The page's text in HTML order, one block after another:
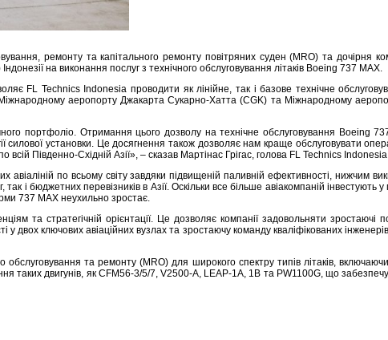
ремонту та капітального ремонту повітряних суден (MRO) та дочірня
на виконання послуг з технічного обслуговування літаків Boeing 737 MAX.
FL Technics Indonesia проводити як лінійне, так і базове технічне
аеропорту Джакарта Сукарно-Хатта (CGK) та Міжнародному
портфоліо. Отримання цього дозволу на технічне обслуговування Boeing
силової установки. Це досягнення також дозволяє нам краще обслуговувати
Південно-Східній Азії», – сказав Мартінас Грігас, голова FL Technics
по всьому світу завдяки підвищеній паливній ефективності, нижчим
і бюджетних перевізників в Азії. Оскільки все більше авіакомпаній
737 MAX неухильно зростає.
та стратегічній орієнтації. Це дозволяє компанії задовольняти зростаючі
у двох ключових авіаційних вузлах та зростаючу команду кваліфікованих
та ремонту (MRO) для широкого спектру типів літаків,
таких двигунів, як CFM56-3/5/7, V2500-A, LEAP-1A, 1B та PW1100G, що